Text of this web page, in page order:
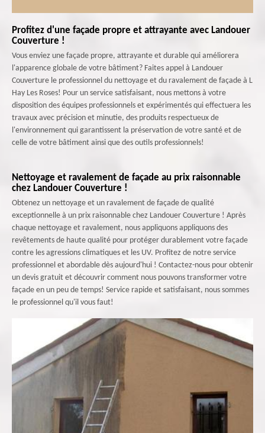
Profitez d'une façade propre et attrayante avec Landouer
Couverture !
Vous enviez une façade propre, attrayante et durable qui améliorera
l'apparence globale de votre bâtiment? Faites appel à Landouer
Couverture le professionnel du nettoyage et du ravalement de façade à L
Hay Les Roses! Pour un service satisfaisant, nous mettons à votre
disposition des équipes professionnels et expérimentés qui effectuera les
travaux avec précision et minutie, des produits respectueux de
l'environnement qui garantissent la préservation de votre santé et de
celle de votre bâtiment ainsi que des outils professionnels!
Nettoyage et ravalement de façade au prix raisonnable
chez Landouer Couverture !
Obtenez un nettoyage et un ravalement de façade de qualité
exceptionnelle à un prix raisonnable chez Landouer Couverture ! Après
chaque nettoyage et ravalement, nous appliquons appliquons des
revêtements de haute qualité pour protéger durablement votre façade
contre les agressions climatiques et les UV. Profitez de notre service
professionnel et abordable dès aujourd'hui ! Contactez-nous pour obtenir
un devis gratuit et découvrir comment nous pouvons transformer votre
façade en un peu de temps! Service rapide et satisfaisant, nous sommes
le professionnel qu'il vous faut!